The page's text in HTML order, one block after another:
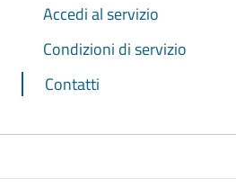
Accedi al servizio
Condizioni di servizio
Contatti